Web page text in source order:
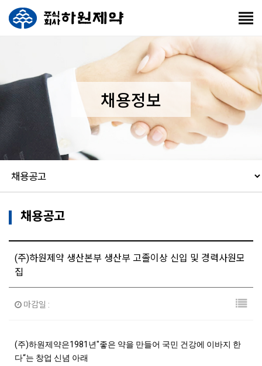
채용정보
채용공고
(주)하원제약 생산본부 생산부 고졸이상 신입 및 경력사원모
집
마감일 :
(주)하원제약은1981 년"좋은 약을 만들어 국민 건강에 이바지 한
다“는 창업 신념 아래